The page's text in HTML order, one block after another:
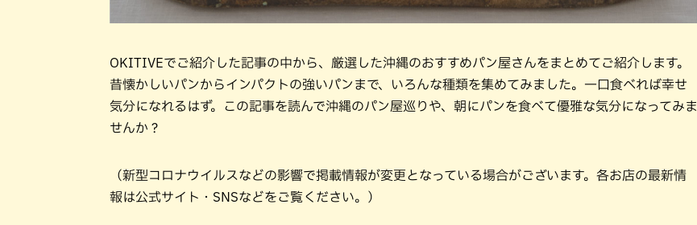
OKITIVEでご紹介した記事の中から、厳選した沖縄のおすすめパン屋さんをまとめてご紹介します。
昔懐かしいパンからインパクトの強いパンまで、いろんな種類を集めてみました。一口食べれば幸せ
気分になれるはず。この記事を読んで沖縄のパン屋巡りや、朝にパンを食べて優雅な気分になってみま
せんか？
（新型コロナウイルスなどの影響で掲載情報が変更となっている場合がございます。各お店の最新情
報は公式サイト・SNSなどをご覧ください。）